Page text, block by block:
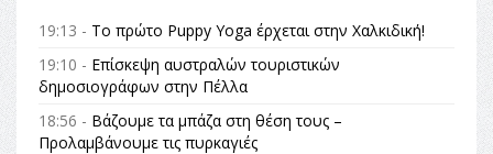
19:13 - Το πρώτο Puppy Yoga έρχεται στην Χαλκιδική!
19:10 - Επίσκεψη αυστραλών τουριστικών
δημοσιογράφων στην Πέλλα
18:56 - Βάζουμε τα μπάζα στη θέση τους –
Προλαμβάνουμε τις πυρκαγιές